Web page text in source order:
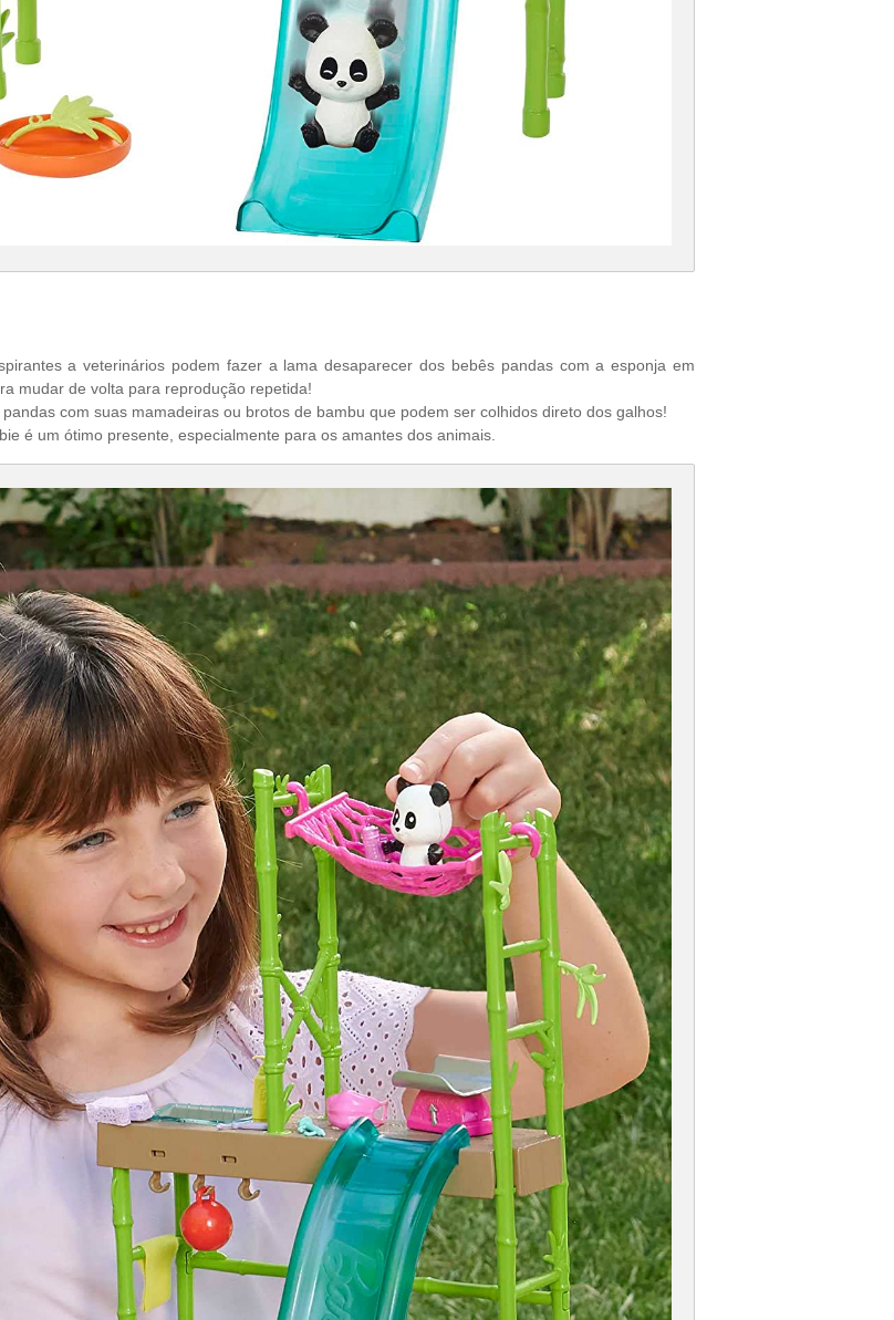
a veterinários podem fazer a lama desaparecer dos bebês pandas com a esponja em
mudar de volta para reprodução repetida!
com suas mamadeiras ou brotos de bambu que podem ser colhidos direto dos galhos!
é um ótimo presente, especialmente para os amantes dos animais.